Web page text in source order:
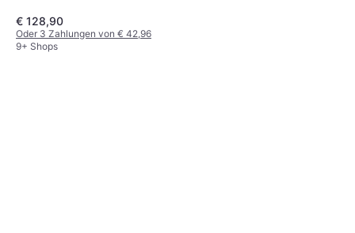
€ 128,90
Oder 3 Zahlungen von € 42,96
9+ Shops